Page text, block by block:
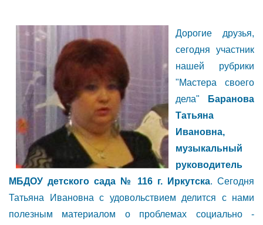
Дорогие друзья,
сегодня участник
нашей рубрики
"Мастера своего
дела"
Баранова
Татьяна
Ивановна,
музыкальный
руководитель
МБДОУ детского сада № 116 г. Иркутска. Сегодня
Татьяна Ивановна с удовольствием делится с нами
полезным материалом о проблемах социально -